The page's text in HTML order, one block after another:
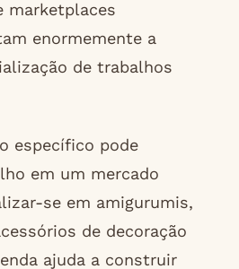
marketplaces
enormemente a
de trabalhos
específico pode
em um mercado
se em amigurumis,
de decoração
ajuda a construir